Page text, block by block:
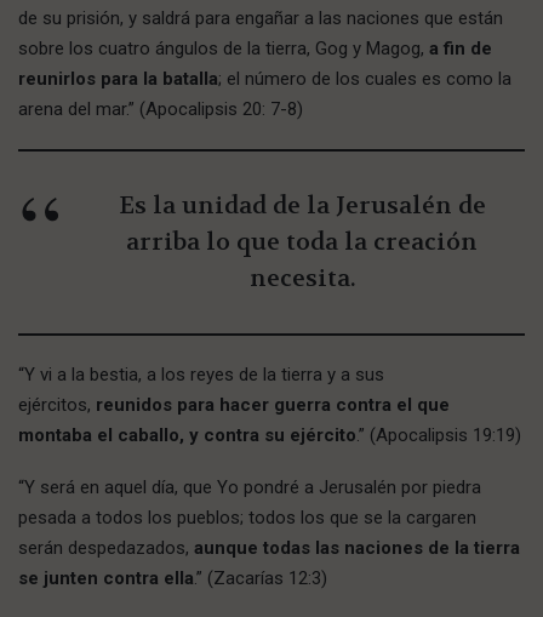
de su prisión, y saldrá para engañar a las naciones que están
sobre los cuatro ángulos de la tierra, Gog y Magog, a fin de
reunirlos para la batalla; el número de los cuales es como la
arena del mar.” (Apocalipsis 20: 7-8)
Es la unidad de la Jerusalén de
arriba lo que toda la creación
necesita.
“Y vi a la bestia, a los reyes de la tierra y a sus
ejércitos, reunidos para hacer guerra contra el que
montaba el caballo, y contra su ejército.” (Apocalipsis 19:19)
“Y será en aquel día, que Yo pondré a Jerusalén por piedra
pesada a todos los pueblos; todos los que se la cargaren
serán despedazados, aunque todas las naciones de la tierra
se junten contra ella.” (Zacarías 12:3)